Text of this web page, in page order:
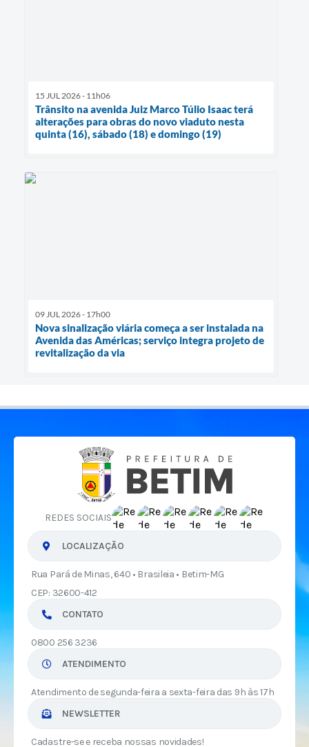
15 JUL 2026 - 11h06
Trânsito na avenida Juiz Marco Túlio Isaac terá
alterações para obras do novo viaduto nesta
quinta (16), sábado (18) e domingo (19)
09 JUL 2026 - 17h00
Nova sinalização viária começa a ser instalada na
Avenida das Américas; serviço integra projeto de
revitalização da via
REDES SOCIAIS
LOCALIZAÇÃO
Rua Pará de Minas, 640 • Brasileia • Betim-MG
CEP: 32600-412
CONTATO
0800 256 3236
ATENDIMENTO
Atendimento de segunda-feira a sexta-feira das 9h às 17h
NEWSLETTER
Cadastre-se e receba nossas novidades!